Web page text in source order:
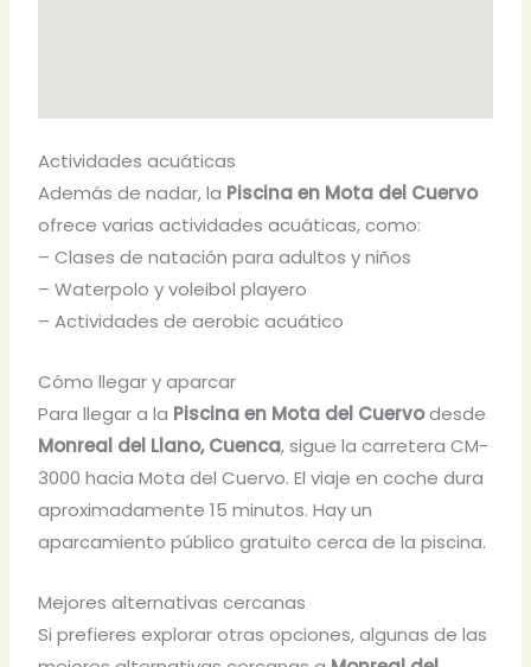
Actividades acuáticas
Además de nadar, la Piscina en Mota del Cuervo
ofrece varias actividades acuáticas, como:
– Clases de natación para adultos y niños
– Waterpolo y voleibol playero
– Actividades de aerobic acuático
Cómo llegar y aparcar
Para llegar a la Piscina en Mota del Cuervodesde
Monreal del Llano, Cuenca, sigue la carretera CM-
3000 hacia Mota del Cuervo. El viaje en coche dura
aproximadamente 15 minutos. Hay un
aparcamiento público gratuito cerca de la piscina.
Mejores alternativas cercanas
Si prefieres explorar otras opciones, algunas de las